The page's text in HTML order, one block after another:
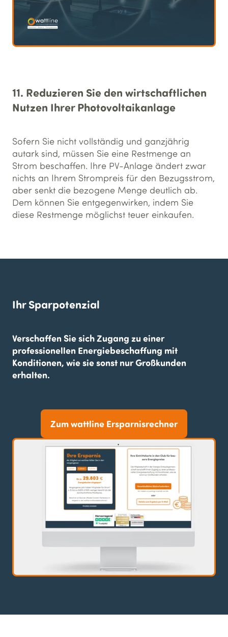
11. Reduzieren Sie den wirtschaftlichen
Nutzen Ihrer Photovoltaikanlage
Sofern Sie nicht vollständig und ganzjährig
autark sind, müssen Sie eine Restmenge an
Strom beschaffen. Ihre PV-Anlage ändert zwar
nichts an Ihrem Strompreis für den Bezugsstrom,
aber senkt die bezogene Menge deutlich ab.
Dem können Sie entgegenwirken, indem Sie
diese Restmenge möglichst teuer einkaufen.
Ihr Sparpotenzial
Verschaffen Sie sich Zugang zu einer
professionellen Energiebeschaffung mit
Konditionen, wie sie sonst nur Großkunden
erhalten.
Zum wattline Ersparnisrechner